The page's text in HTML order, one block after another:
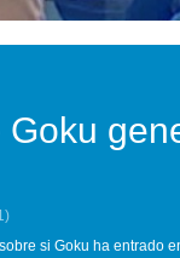
si Goku ha entrado